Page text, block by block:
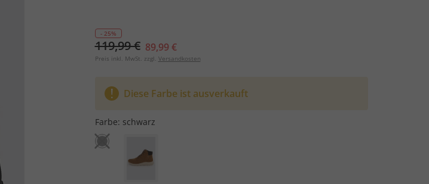
- 25%
119,99 € 89,99 €
Preis inkl. MwSt. zzgl. Versandkosten
Diese Farbe ist ausverkauft
Farbe: schwarz